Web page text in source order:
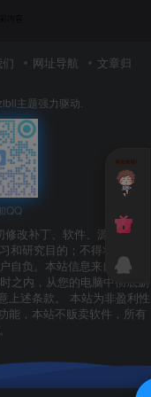
网址导航
文章归
主题强力驱动.
QQ
改补丁、软件、源码、游
研究目的；不得将上述内
负。本站信息来自网络，
之内，从您的电脑中彻底删
上述条款。 本站为非盈利性
能，本站不贩卖软件，所有